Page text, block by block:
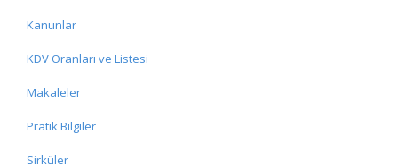
Kanunlar
KDV Oranları ve Listesi
Makaleler
Pratik Bilgiler
Sirküler